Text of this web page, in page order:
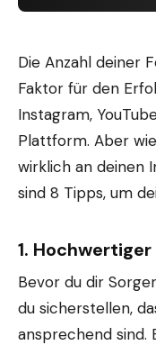
Die Anzahl deiner
Faktor für den
Instagram,
Plattform. Aber
wirklich an deinen
sind 8 Tipps, um
1.
Bevor du dir
du sicherstellen,
ansprechend sind.